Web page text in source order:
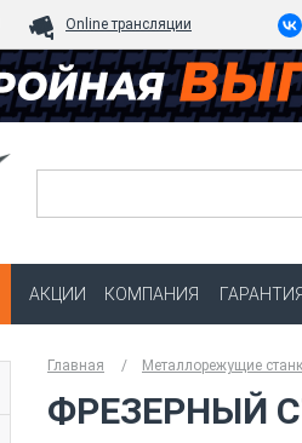
Online трансляции
АКЦИИ КОМПАНИЯ ГАРАНТИЯ
Главная Металлорежущие
ФРЕЗЕРНЫЙ